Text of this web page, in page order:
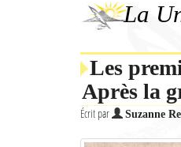
La
Les
Après la
Écrit par Suzanne